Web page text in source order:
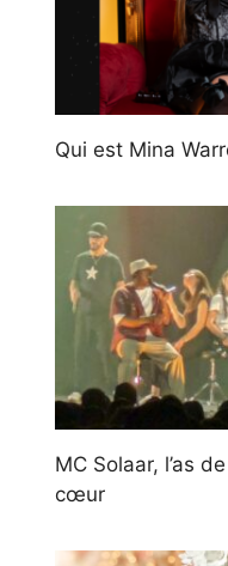
Qui est Mina
MC Solaar, l’as
cœur